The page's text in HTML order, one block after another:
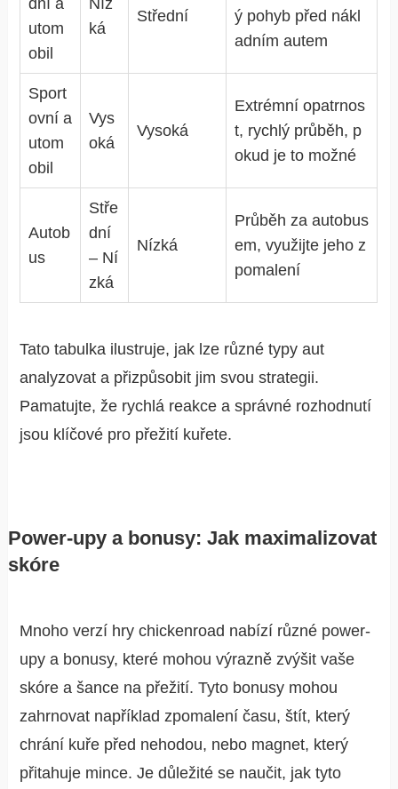
dní a
utom
obil
Níz
ká
Střední
ý pohyb před nákl
adním autem
Sport
ovní a
utom
obil
Vys
oká
Vysoká
Extrémní opatrnos
t, rychlý průběh, p
okud je to možné
Autob
us
Stře
dní
– Ní
zká
Nízká
Průběh za autobus
em, využijte jeho z
pomalení
Tato tabulka ilustruje, jak lze různé typy aut
analyzovat a přizpůsobit jim svou strategii.
Pamatujte, že rychlá reakce a správné rozhodnutí
jsou klíčové pro přežití kuřete.
Power-upy a bonusy: Jak maximalizovat
skóre
Mnoho verzí hry chickenroad nabízí různé power-
upy a bonusy, které mohou výrazně zvýšit vaše
skóre a šance na přežití. Tyto bonusy mohou
zahrnovat například zpomalení času, štít, který
chrání kuře před nehodou, nebo magnet, který
přitahuje mince. Je důležité se naučit, jak tyto